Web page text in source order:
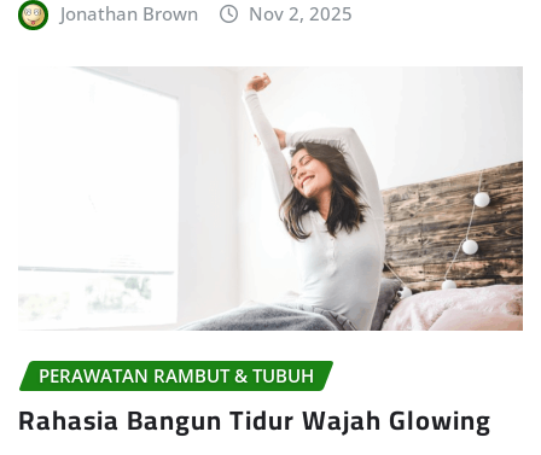
Jonathan Brown Nov 2, 2025
PERAWATAN RAMBUT & TUBUH
Rahasia Bangun Tidur Wajah Glowing